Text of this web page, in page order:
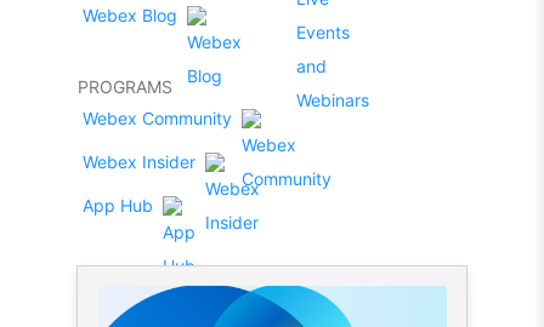
Webex Blog
PROGRAMS
Webex Community
Webex Insider
App Hub